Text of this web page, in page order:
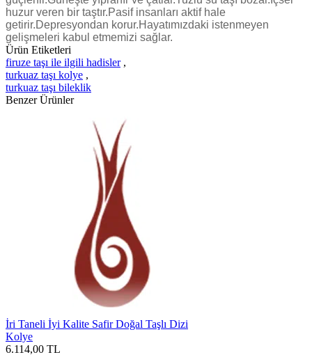
huzur veren bir taştır.Pasif insanları aktif hale
getirir.Depresyondan korur.Hayatımızdaki istenmeyen
gelişmeleri kabul etmemizi sağlar.
Ürün Etiketleri
firuze taşı ile ilgili hadisler ,
turkuaz taşı kolye ,
turkuaz taşı bileklik
Benzer Ürünler
İri Taneli İyi Kalite Safir Doğal Taşlı Dizi
Kolye
6.114,00 TL